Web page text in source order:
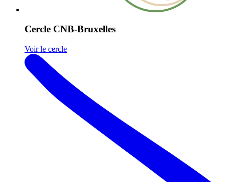
Cercle CNB-Bruxelles
Voir le cercle